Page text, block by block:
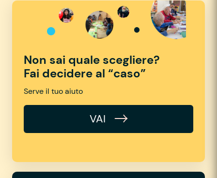
Non sai quale scegliere?
Fai decidere al “caso”
Serve il tuo aiuto
VAI